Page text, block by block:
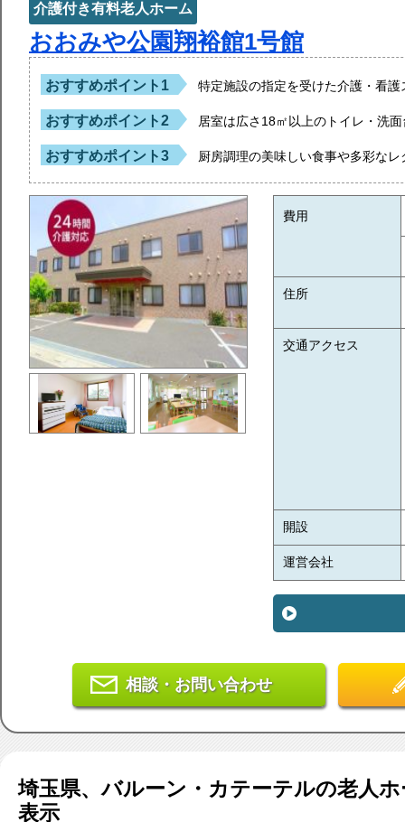
介護付き有料老人ホーム
おおみや公園翔裕館1号館
おすすめポイント1 特定施設の指定を受けた介護・看
おすすめポイント2 居室は広さ18㎡以上のトイレ・洗
おすすめポイント3 厨房調理の美味しい食事や多彩な
費用
住所
交通アクセス
開設
運営会社
相談・お問い合わせ
埼玉県、バルーン・カテーテルの老人
表示